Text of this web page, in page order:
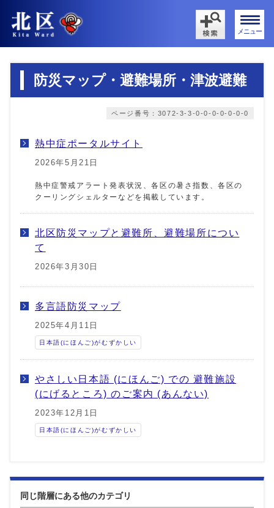
メニュー
防災マップ・避難場所・津波避難
ページ番号：3072-3-3-0-0-0-0-0-0-0
熱中症ポータルサイト
2026年5月21日
熱中症警戒アラート発表状況、各区の暑さ指数、各区の
クーリングシェルターなどを掲載しています。
北区防災マップと避難所、避難場所につい
て
2026年3月30日
多言語防災マップ
2025年4月11日
日本語(にほんご)がむずかしい
やさしい日本語 (にほんご) での 避難施設
(にげるところ) のご案内 (あんない)
2023年12月1日
日本語(にほんご)がむずかしい
同じ階層にある他のカテゴリ